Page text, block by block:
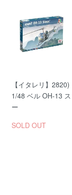
【イタレリ】2820)
1/48 ベル OH-13 ス
ー
SOLD OUT